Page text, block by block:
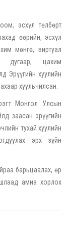
эсхүл төлбөрт
өөрийн, эсхүл
мөнгө, виртуал
дугаар, цахим
Эрүүгийн хуулийн
хуульчилсан.
Монгол Улсын
заасан эрүүгийн
тухай хуулийн
эрх зүйн
барьцаалах, өр
амиа хорлох